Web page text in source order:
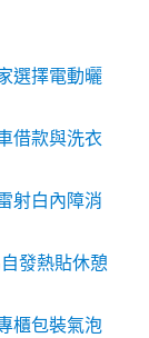
選擇電動曬
借款與洗衣
射白內障消
發熱貼休憩
櫃包裝氣泡